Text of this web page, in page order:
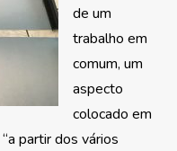
de um
trabalho em
comum, um
aspecto
colocado em
partir dos vários